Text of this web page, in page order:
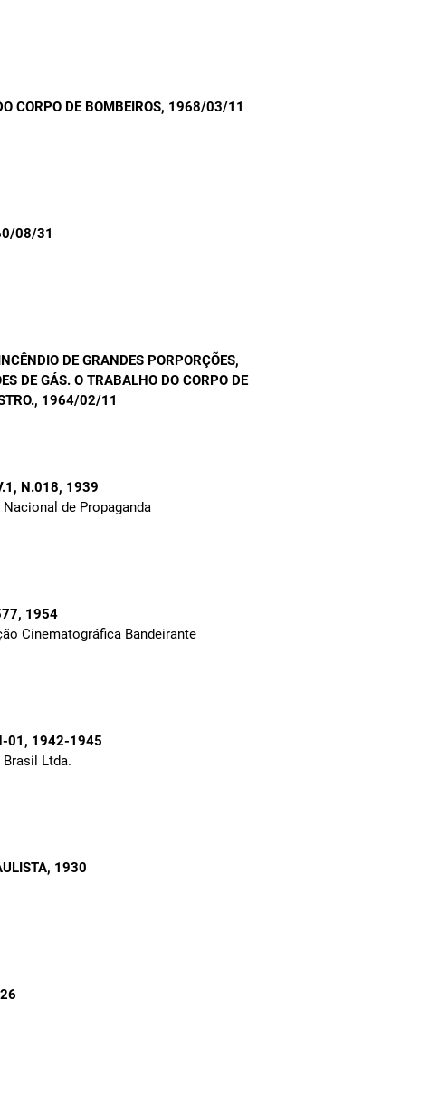
CORPO DE BOMBEIROS, 1968/03/11
08/31
DE GRANDES PORPORÇÕES,
DE GÁS. O TRABALHO DO CORPO DE
, 1964/02/11
N.018, 1939
de Propaganda
, 1954
Cinematográfica Bandeirante
01 , 1942-1945
Ltda.
, 1930